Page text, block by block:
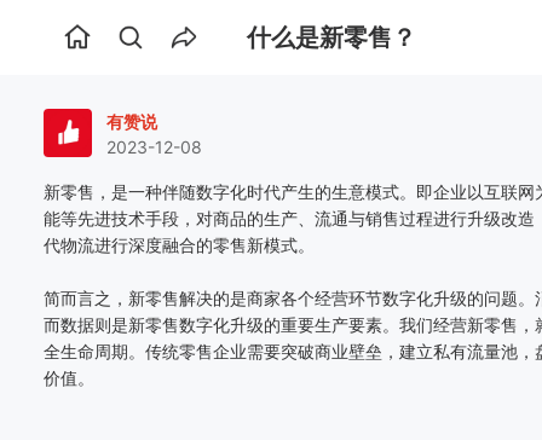
首
什么是新零售？
有赞说
2023-12-08
新零售，是一种伴随数字化时代产生的生意模式。即企业以互联
能等先进技术手段，对商品的生产、流通与销售过程进行升级改
代物流进行深度融合的零售新模式。
简而言之，新零售解决的是商家各个经营环节数字化升级的问题
而数据则是新零售数字化升级的重要生产要素。我们经营新零售
全生命周期。传统零售企业需要突破商业壁垒，建立私有流量池，
价值。